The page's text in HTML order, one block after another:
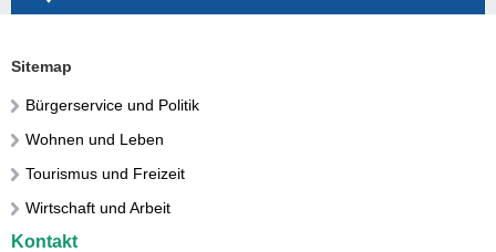
Sitemap
Bürgerservice und Politik
Wohnen und Leben
Tourismus und Freizeit
Wirtschaft und Arbeit
Kontakt